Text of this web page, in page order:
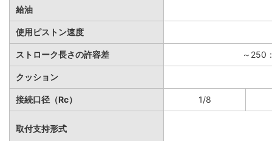
給油
使用ピストン速度
ストローク長さの許容差 ～250
クッション
接続口径（Rc） 1/8
取付支持形式